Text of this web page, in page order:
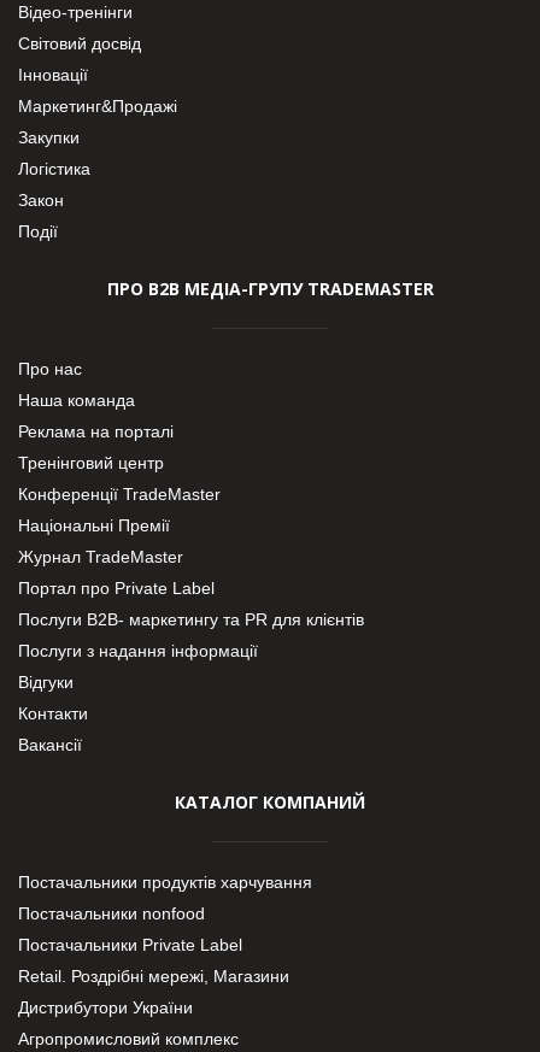
Відео-тренінги
Світовий досвід
Інновації
Маркетинг&Продажі
Закупки
Логістика
Закон
Події
ПРО В2В МЕДІА-ГРУПУ TRADEMASTER
Про нас
Наша команда
Реклама на порталі
Тренінговий центр
Конференції TradeMaster
Національні Премії
Журнал TradeMaster
Портал про Private Label
Послуги В2В- маркетингу та PR для клієнтів
Послуги з надання інформації
Відгуки
Контакти
Вакансії
КАТАЛОГ КОМПАНИЙ
Постачальники продуктів харчування
Постачальники nonfood
Постачальники Private Label
Retail. Роздрібні мережі, Магазини
Дистрибутори України
Агропромисловий комплекс